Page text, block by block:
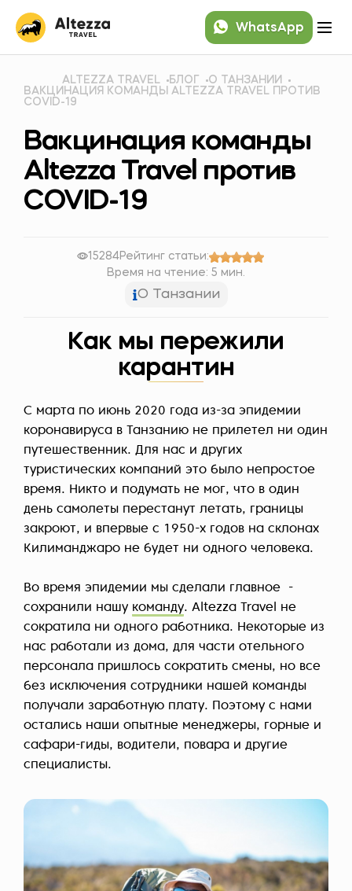
WhatsApp
ALTEZZA TRAVEL БЛОГ
О ТАНЗАНИИ
ВАКЦИНАЦИЯ КОМАНДЫ ALTEZZA TRAVEL ПРОТИВ
COVID-19
Вакцинация команды
Altezza Travel против
COVID-19
15284Рейтинг статьи:
Время на чтение: 5 мин.
О Танзании
Как мы пережили
карантин
С марта по июнь 2020 года из-за эпидемии
коронавируса в Танзанию не прилетел ни один
путешественник. Для нас и других
туристических компаний это было непростое
время. Никто и подумать не мог, что в один
день самолеты перестанут летать, границы
закроют, и впервые с 1950-х годов на склонах
Килиманджаро не будет ни одного человека.
Во время эпидемии мы сделали главное -
сохранили нашу команду. Altezza Travel не
сократила ни одного работника. Некоторые из
нас работали из дома, для части отельного
персонала пришлось сократить смены, но все
без исключения сотрудники нашей команды
получали заработную плату. Поэтому с нами
остались наши опытные менеджеры, горные и
сафари-гиды, водители, повара и другие
специалисты.